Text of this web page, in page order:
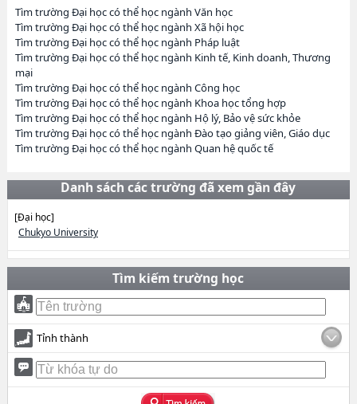
Tìm trường Đại học có thể học ngành Văn học
Tìm trường Đại học có thể học ngành Xã hội học
Tìm trường Đại học có thể học ngành Pháp luật
Tìm trường Đại học có thể học ngành Kinh tế, Kinh doanh, Thương
mại
Tìm trường Đại học có thể học ngành Công học
Tìm trường Đại học có thể học ngành Khoa học tổng hợp
Tìm trường Đại học có thể học ngành Hộ lý, Bảo vệ sức khỏe
Tìm trường Đại học có thể học ngành Đào tạo giảng viên, Giáo dục
Tìm trường Đại học có thể học ngành Quan hệ quốc tế
Danh sách các trường đã xem gần đây
[Đại học]
Chukyo University
Tìm kiếm trường học
Tỉnh thành